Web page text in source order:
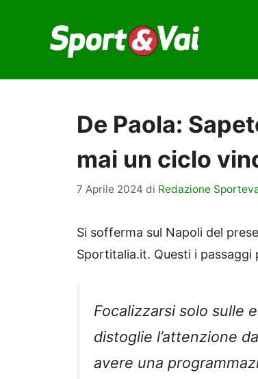
contenuto
De Paola:
mai un ciclo
7 Aprile 2024 di Redazione
Si sofferma sul Napoli del
Sportitalia.it. Questi i passaggi
Focalizzarsi solo sulle
distoglie l’attenzione
avere una